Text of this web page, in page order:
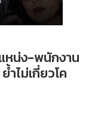
หน่ง-พนักงาน
ไม่เกี่ยวโค